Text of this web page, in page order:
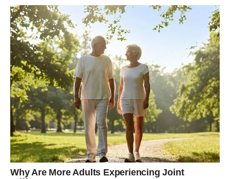
Finansijska situacija može krenuti nabolje.
Jedna prilika može otvoriti nova vrata.
A osjećaj sigurnosti koji vam je nedostajao polako se
vraća.
Zvijezde poručuju da ste baš sada zaslužili više sreće jer
ste dugo davali najbolje od sebe čak i onda kada rezultati
nisu bili odmah vidljivi.
Sada dolazi vrijeme da život počne uzvraćati na najljepši
mogući način.